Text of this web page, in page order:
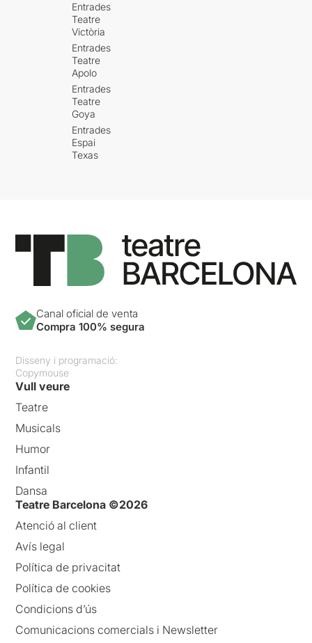
Entrades
Teatre
Victòria
Entrades
Teatre
Apolo
Entrades
Teatre
Goya
Entrades
Espai
Texas
Canal oficial de venta
Compra 100% segura
Disseny i programació:
Copymouse
Vull veure
Teatre
Musicals
Humor
Infantil
Dansa
Teatre Barcelona ©2026
Atenció al client
Avís legal
Política de privacitat
Política de cookies
Condicions d’ús
Comunicacions comercials i Newsletter